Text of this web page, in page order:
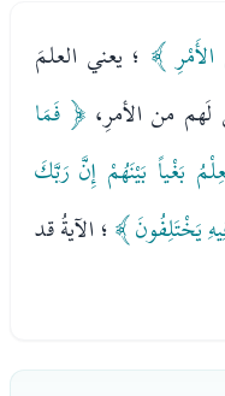
﴾ ؛ يعني العلمَ
من الأمرِ، ﴿ فَمَا
بَغْياً بَيْنَهُمْ إِنَّ رَبَّكَ
يَخْتَلِفُونَ ﴾؛ الآيةُ قد